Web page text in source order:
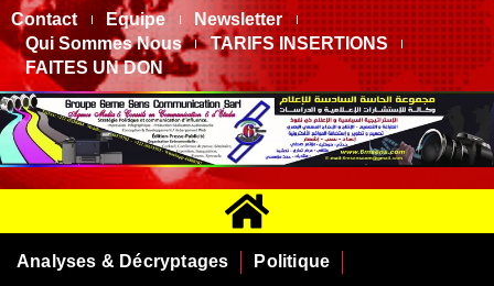
Contact Equipe
Newsletter
Qui Sommes Nous
TARIFS INSERTIONS
FAITES UN DON
Analyses & Décryptages
Politique